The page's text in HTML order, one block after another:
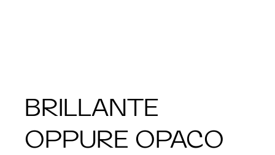
BRILLANTE
OPPURE OPACO